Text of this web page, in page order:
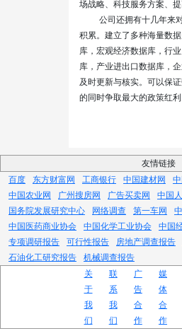
场战略、科技服务方案、
公司还拥有十几年来
积累。建立了多种海量数
库，宏观经济数据库，行
库，产业进出口数据库，
及时更新与核实。可以保
的同时争取最大的政策红利
友情链接
百度
东方财富网 工商银行 中国建材网
中国农业网
广州搜房网 广告买卖网
中国
国务院发展研究中心
网络调查 第一车网
中国医药商业协会
中国化学工业协会 中国
专项调研报告
可行性报告 房地产调查报告
石油化工研究报告
机械调查报告
关
于
我
们
联
系
我
们
广
告
合
作
媒
体
合
作